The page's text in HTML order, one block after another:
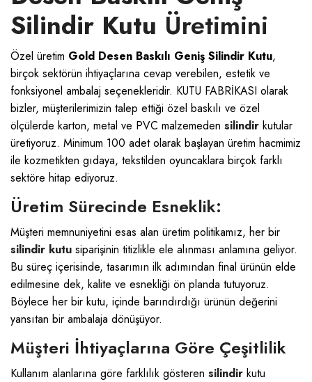
Silindir Kutu Üretimini
Özel üretim Gold Desen Baskılı Geniş Silindir Kutu,
birçok sektörün ihtiyaçlarına cevap verebilen, estetik ve
fonksiyonel ambalaj seçenekleridir. KUTU FABRİKASI olarak
bizler, müşterilerimizin talep ettiği özel baskılı ve özel
ölçülerde karton, metal ve PVC malzemeden silindir kutular
üretiyoruz. Minimum 100 adet olarak başlayan üretim hacmimiz
ile kozmetikten gıdaya, tekstilden oyuncaklara birçok farklı
sektöre hitap ediyoruz.
Üretim Sürecinde Esneklik:
Müşteri memnuniyetini esas alan üretim politikamız, her bir
silindir kutu siparişinin titizlikle ele alınması anlamına geliyor.
Bu süreç içerisinde, tasarımın ilk adımından final ürünün elde
edilmesine dek, kalite ve esnekliği ön planda tutuyoruz.
Böylece her bir kutu, içinde barındırdığı ürünün değerini
yansıtan bir ambalaja dönüşüyor.
Müşteri İhtiyaçlarına Göre Çeşitlilik
Kullanım alanlarına göre farklılık gösteren silindir kutu